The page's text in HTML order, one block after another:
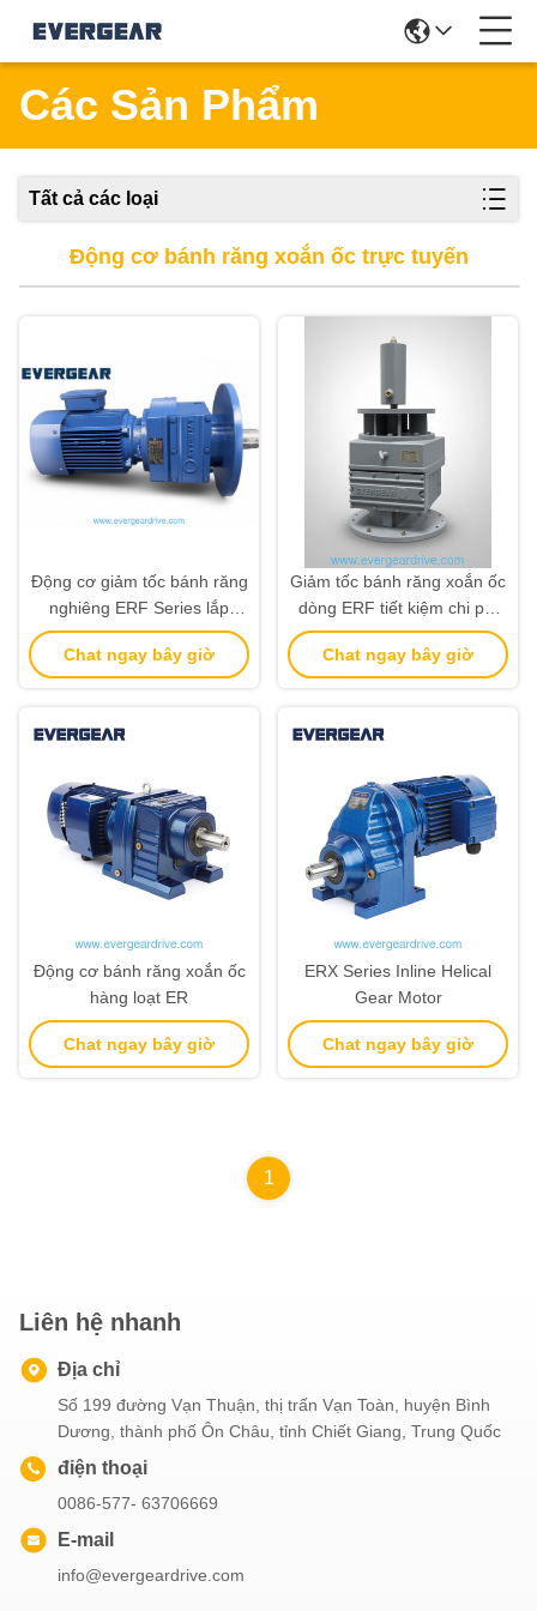
Các Sản Phẩm
Tất cả các loại
Động cơ bánh răng xoắn ốc trực tuyến
Động cơ giảm tốc bánh răng
nghiêng ERF Series lắp
bích, dải công suất 0.12KW-
200KW và tỉ số truyền 3.4–
Chat ngay bây giờ
Giảm tốc bánh răng xoắn ốc
dòng ERF tiết kiệm chi phí
với dải công suất 0.12KW-
200KW và tỷ số truyền 3.4–
Chat ngay bây giờ
Động cơ bánh răng xoắn ốc
hàng loạt ER
Chat ngay bây giờ
ERX Series Inline Helical
Gear Motor
Chat ngay bây giờ
1
Liên hệ nhanh
Địa chỉ
Số 199 đường Vạn Thuận, thị trấn Vạn Toàn, huyện Bình
Dương, thành phố Ôn Châu, tỉnh Chiết Giang, Trung Quốc
điện thoại
0086-577- 63706669
E-mail
info@evergeardrive.com